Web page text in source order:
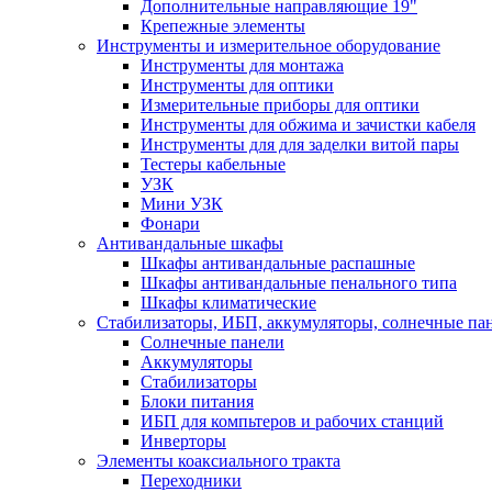
Дополнительные направляющие 19"
Крепежные элементы
Инструменты и измерительное оборудование
Инструменты для монтажа
Инструменты для оптики
Измерительные приборы для оптики
Инструменты для обжима и зачистки кабеля
Инструменты для для заделки витой пары
Тестеры кабельные
УЗК
Мини УЗК
Фонари
Антивандальные шкафы
Шкафы антивандальные распашные
Шкафы антивандальные пенального типа
Шкафы климатические
Стабилизаторы, ИБП, аккумуляторы, солнечные
Солнечные панели
Аккумуляторы
Стабилизаторы
Блоки питания
ИБП для компьтеров и рабочих станций
Инверторы
Элементы коаксиального тракта
Переходники